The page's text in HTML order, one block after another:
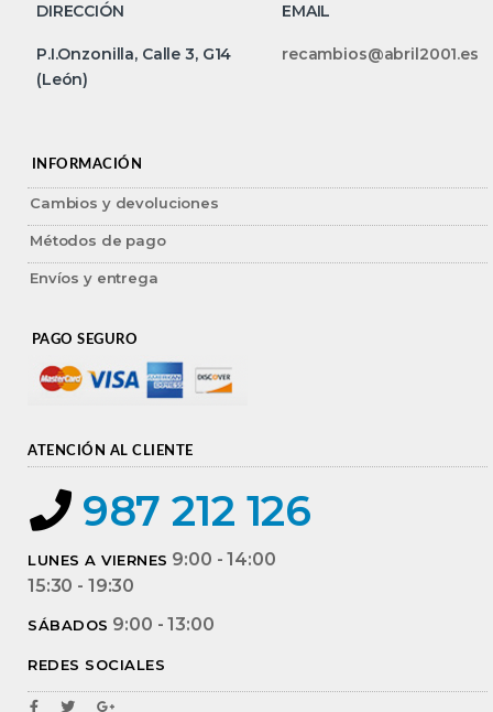
DIRECCIÓN EMAIL
P.I.Onzonilla, Calle 3, G14
(León)
recambios@abril2001.es
INFORMACIÓN
Cambios y devoluciones
Métodos de pago
Envíos y entrega
PAGO SEGURO
ATENCIÓN AL CLIENTE
987 212 126
LUNES A VIERNES 9:00 - 14:00
15:30 - 19:30
SÁBADOS 9:00 - 13:00
REDES SOCIALES